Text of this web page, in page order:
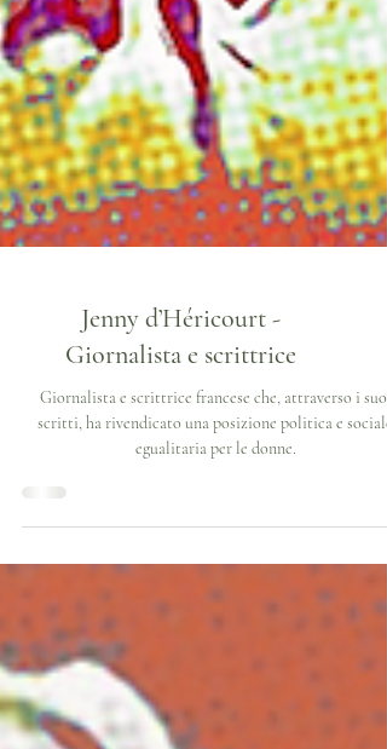
Jenny d’Héricourt -
Giornalista e scrittrice
scritti, ha rivendicato una posizione politica e sociale
egualitaria per le donne.